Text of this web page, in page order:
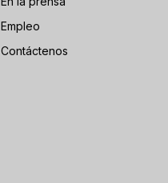
Empleo
Contáctenos